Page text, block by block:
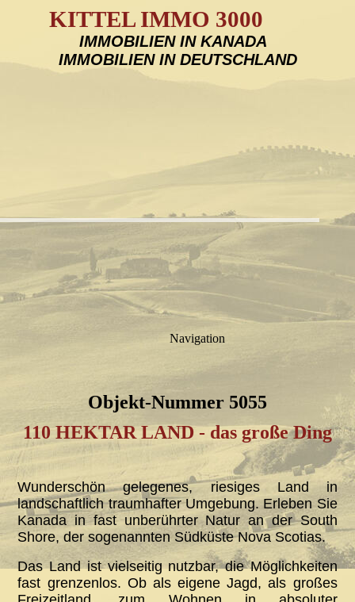
KITTEL IMMO 3000
IMMOBILIEN IN KANADA
IMMOBILIEN IN DEUTSCHLAND
Navigation
Objekt-Nummer 5055
110 HEKTAR LAND - das große Ding
Wunderschön gelegenes, riesiges Land in
landschaftlich traumhafter Umgebung. Erleben Sie
Kanada in fast unberührter Natur an der South
Shore, der sogenannten Südküste Nova Scotias.
Das Land ist vielseitig nutzbar, die Möglichkeiten
fast grenzenlos. Ob als eigene Jagd, als großes